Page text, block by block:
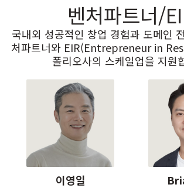
벤처파트너/
국내외 성공적인 창업 경험과 도메인
처파트너와 EIR(Entrepreneur in
폴리오사의 스케일업을 지원
이영일